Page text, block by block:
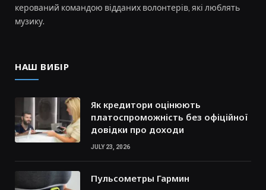
керований командою відданих волонтерів, які люблять
музику.
НАШ ВИБІР
Як кредитори оцінюють
платоспроможність без офіційної
довідки про доходи
JULY 23, 2026
Пульсометры Гармин